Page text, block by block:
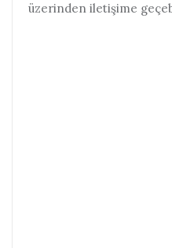
üzerinden iletişime